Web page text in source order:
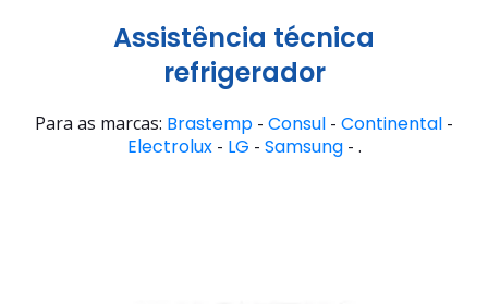
Assistência técnica
refrigerador
Para as marcas: Brastemp - Consul - Continental -
Electrolux- LG - Samsung- .